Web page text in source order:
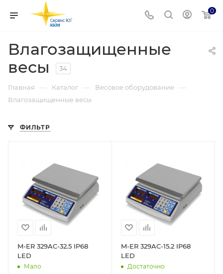
0
Влагозащищенные
весы
34
Главная — Каталог — Весовое оборудование —
Влагозащищенные весы
ФИЛЬТР
M-ER 329AC-32.5 IP68
LED
Мало
M-ER 329AC-15.2 IP68
LED
Достаточно